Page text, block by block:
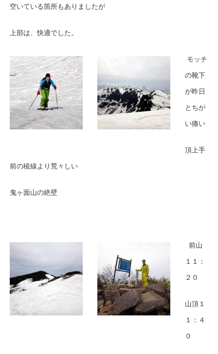
空いている箇所もありましたが
上部は、快適でした。
モッチ
の靴下
が昨日
とちが
い痛い
頂上手
前の稜線より荒々しい
鬼ヶ面山の絶壁
前山
１１：
２０
山頂１
１：４
０